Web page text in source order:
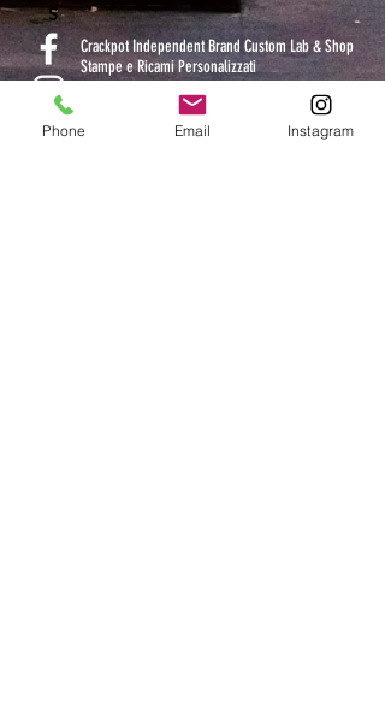
S
Crackpot Independent Brand Custom Lab & Shop
Stampe e Ricami Personalizzati
Phone Email Instagram